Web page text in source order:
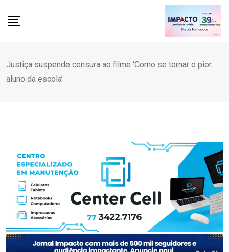
Justiça suspende censura ao filme ‘Como se tornar o pior
aluno da escola’